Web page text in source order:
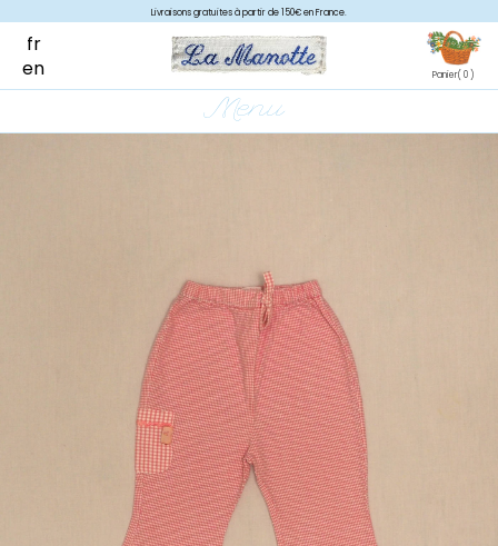
Livraisons gratuites à partir de 150€ en France.
fr
en
Panier( 0 )
Menu